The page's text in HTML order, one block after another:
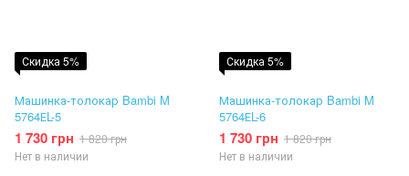
Скидка 5%
Машинка-толокар Bambi M
5764ЕL-5
1 730 грн 1 820 грн
Нет в наличии
Скидка 5%
Машинка-толокар Bambi M
5764ЕL-6
1 730 грн 1 820 грн
Нет в наличии